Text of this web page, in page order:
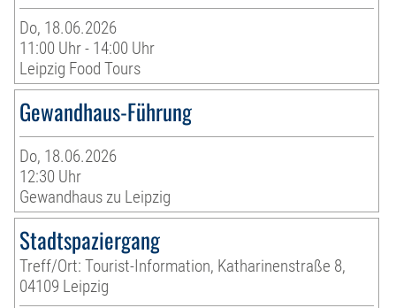
Do, 18.06.2026
11:00 Uhr - 14:00 Uhr
Leipzig Food Tours
Gewandhaus-Führung
Do, 18.06.2026
12:30 Uhr
Gewandhaus zu Leipzig
Stadtspaziergang
Treff/Ort: Tourist-Information, Katharinenstraße 8,
04109 Leipzig